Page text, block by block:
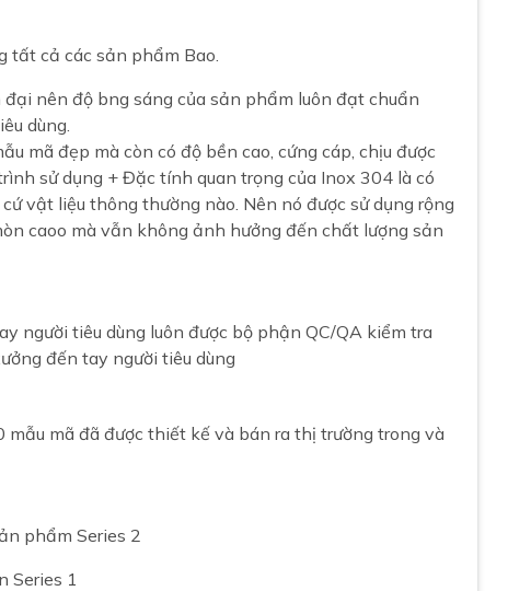
trời
thiết bị vệ sinh cao cấp
tất cả các sản phẩm Bao.
nên độ bng sáng của sản phẩm luôn đạt chuẩn
dùng.
mã đẹp mà còn có độ bền cao, cứng cáp, chịu được
sử dụng + Đặc tính quan trọng của Inox 304 là có
vật liệu thông thường nào. Nên nó được sử dụng rộng
caoo mà vẫn không ảnh hưởng đến chất lượng sản
người tiêu dùng luôn được bộ phận QC/QA kiểm tra
đến tay người tiêu dùng
mã đã được thiết kế và bán ra thị trường trong và
phẩm Series 2
Series 1